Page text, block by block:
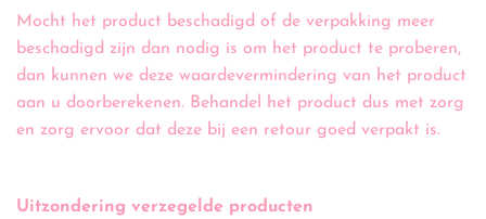
Mocht het product beschadigd of de verpakking meer
beschadigd zijn dan nodig is om het product te proberen,
dan kunnen we deze waardevermindering van het product
aan u doorberekenen. Behandel het product dus met zorg
en zorg ervoor dat deze bij een retour goed verpakt is.
Uitzondering verzegelde producten